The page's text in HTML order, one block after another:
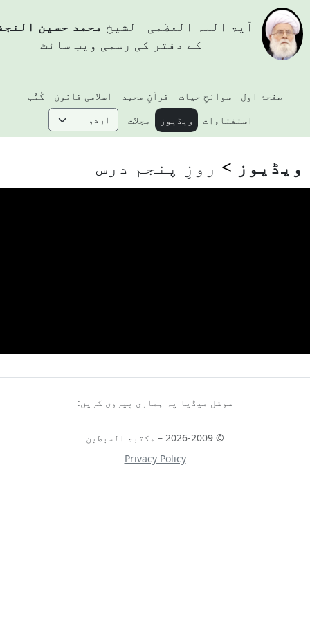
آيۃ اللہ العظمی الشيخمحمد حسین
کے دفتر کی رسمی ویب سائٹ
صفحۂ اول سوانحِ حیات قرآنِ مجید اسلامی قانون
کُتُب
استفتاءات
ویڈیوز مجلات
روزِ پنجم درس
سوشل میڈیا پہ ہماری پیروی کریں:
Privacy Policy